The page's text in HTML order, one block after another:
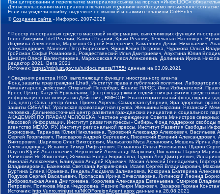
При цитировании и перепечатке материалов ссылка на портал «ИнфоШОС»
Для использования материалов в печатных изданиях необходимо письменное
Если вы увидели ошибку, выделите ее мышкой и нажмите клавиши Ctrl+Enter
©Создание сайта - Инфорос, 2007-2026
* Реестр иностранных средств массовой информации, выполняющих функции
Голос Америки, Idel.Реалии, Кавказ.Реалии, Крым.Реалии, Телеканал Настоящее
Людмила Алексеевна, Маркелов Сергей Евгеньевич, Камалягин Денис Николаевич,
Александрович, Маняхин Петр Борисович, Ярош Юлия Петровна, Чуракова Ольга
Гройсман Софья Романовна, Рождественский Илья Дмитриевич, Апухтина Юлия
Шмагун Олеся Валентиновна, Мароховская Алеся Алексеевна, Долинина Ирина
редактор 2021, Вега 2021
Источник: https://minjust.gov.ru/ru/documents/7755/ данные на 03.09.2021
* Сведения реестра НКО, выполняющих функции иностранного агента:
Фонд защиты прав граждан Штаб, Институт права и публичной политики,
Гуманитарное действие, Открытый Петербург, Феникс ПЛЮС, Лига Избирателей,
Крест, Центр Хасдей Ерушалаим, Центр поддержки и содействия развитию средств
информационных инициатив Действие, ВМЕСТЕ, Благотворительный фонд охраны
Так, центр Сова, центр Анна, Проект Апрель, Самарская губерния, Эра здоровья,
защиты СИБАЛЬТ, Уральская правозащитная группа, Женщины Евразии, Рязанский
человека, Дальневосточный центр развития гражданских инициатив и социального
АКАДЕМИЯ ПО ПРАВАМ ЧЕЛОВЕКА, Частное учреждение Совета Министров северных
Массовой Информации, Институт развития прессы - Сибирь, Фонд поддержки
агентство МЕМО. РУ, Институт региональной прессы, Институт Развития Свободы
Борисовна, Таранова Юлия Николаевна, Туровский Александр Алексеевич,
Сергей Георгиевич, Пивоваров Андрей Сергеевич, Писемский Евгений
Викторович, Шарипков Олег Викторович, Мальсагов Муса Асланович, Мошель Ирина
Александровна, Исламов Тимур Рифгатович, Романова Ольга Евгеньевна, Щаров
Паутов Юрий Анатольевич, Верховский Александр Маркович, Пислакова-Паркер
Рачинский Ян Збигневич, Жемкова Елена Борисовна, Гудков Лев Дмитриевич,
Николай Алексеевич, Блинушов Андрей Юрьевич, Мосин Алексей Геннадьевич,
Владимировна, Баженова Светлана Куприяновна, Исаев Сергей Владимирович,
Буртина Елена Юрьевна, Гендель Людмила Залмановна, Кокорина Екатерина
Подузов Сергей Васильевич, Протасова Ирина Вячеславовна, Литинский Леонид
Добровольская Анна Дмитриевна, Королева Александра Евгеньевна, Смирнов
Петрович, Полякова Мара Федоровна, Резник Генри Маркович, Захаров Герман
Источник: http://unro.minjust.ru/NKOForeignAgent.aspx данные на 28.08.2021